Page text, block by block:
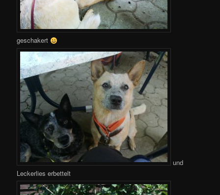
geschakert
und
Leckerlies erbettelt